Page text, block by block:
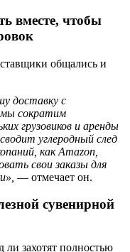
вместе, чтобы
общались и
доставку с
мы сократим
грузовиков и аренды
углеродный след
как Amazon,
свои заказы для
— отмечает он.
сувенирной
захотят полностью